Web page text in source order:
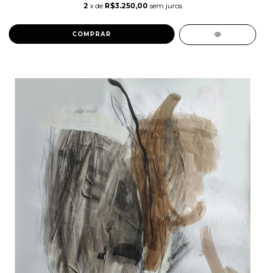
2 x de R$3.250,00 sem juros